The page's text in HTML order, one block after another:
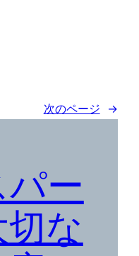
次のページ →
ー
な